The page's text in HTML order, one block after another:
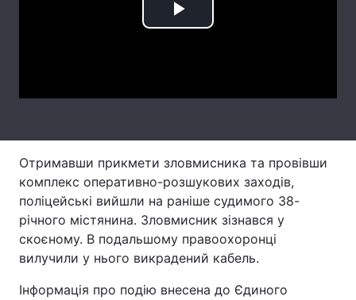
Play
Отримавши прикмети зловмисника та провівши
комплекс оперативно-розшукових заходів,
поліцейські вийшли на раніше судимого 38-
річного містянина. Зловмисник зізнався у
скоєному. В подальшому правоохоронці
вилучили у нього викрадений кабель.
Інформація про подію внесена до Єдиного